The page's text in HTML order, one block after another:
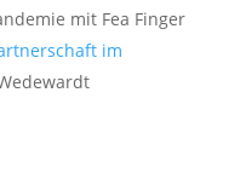
mit Fea Finger
im